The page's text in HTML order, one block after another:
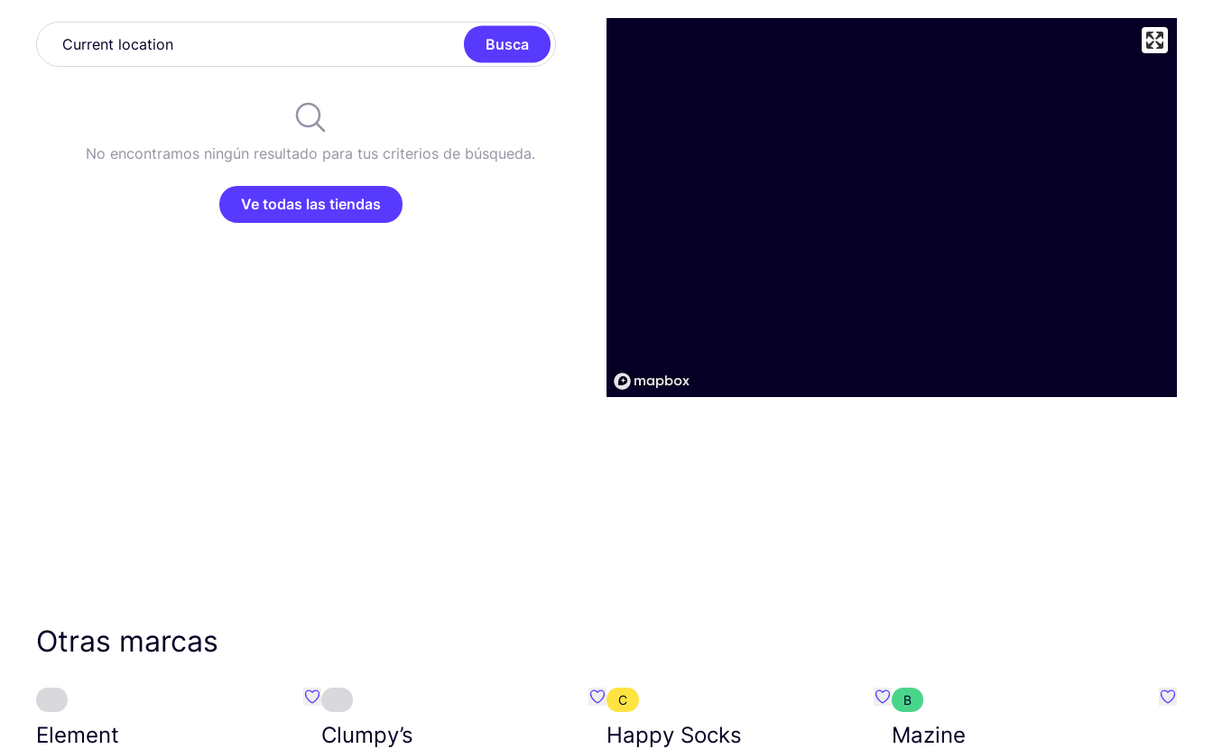
Busca
No encontramos ningún resultado para tus criterios de búsqueda.
Ve todas las tiendas
Otras marcas
Element
Favoritos {nombre}
Clumpy’s
Favoritos {nombre}
C
Happy Socks
Favoritos {nombre}
B
Mazine